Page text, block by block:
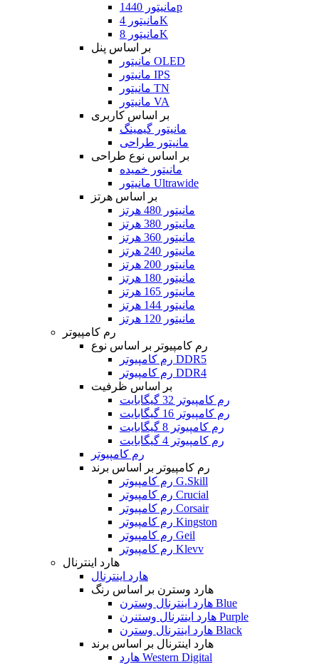
مانیتور 1440p
مانیتور 4K
مانیتور 8K
بر اساس پنل
مانیتور OLED
مانیتور IPS
مانیتور TN
مانیتور VA
بر اساس کاربری
مانیتور گیمینگ
مانیتور طراحی
بر اساس نوع طراحی
مانیتور خمیده
مانیتور Ultrawide
بر اساس هرتز
مانیتور 480 هرتز
مانیتور 380 هرتز
مانیتور 360 هرتز
مانیتور 240 هرتز
مانیتور 200 هرتز
مانیتور 180 هرتز
مانیتور 165 هرتز
مانیتور 144 هرتز
مانیتور 120 هرتز
رم کامپیوتر
رم کامپیوتر بر اساس نوع
رم کامپیوتر DDR5
رم کامپیوتر DDR4
بر اساس ظرفیت
رم کامپیوتر 32 گیگابایت
رم کامپیوتر 16 گیگابایت
رم کامپیوتر 8 گیگابایت
رم کامپیوتر 4 گیگابایت
رم کامپیوتر
رم کامپیوتر بر اساس برند
رم کامپیوتر G.Skill
رم کامپیوتر Crucial
رم کامپیوتر Corsair
رم کامپیوتر Kingston
رم کامپیوتر Geil
رم کامپیوتر Klevv
هارد اینترنال
هارد اینترنال
هارد وسترن بر اساس رنگ
هارد اینترنال وسترن Blue
هارد اینترنال وستنرن Purple
هارد اینترنال وسترن Black
هارد اینترنال بر اساس برند
هارد Western Digital